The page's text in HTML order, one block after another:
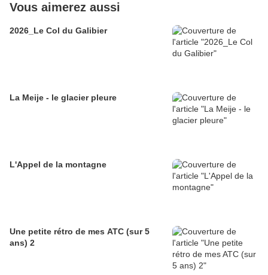
Vous aimerez aussi
2026_Le Col du Galibier
La Meije - le glacier pleure
L'Appel de la montagne
Une petite rétro de mes ATC (sur 5
ans) 2